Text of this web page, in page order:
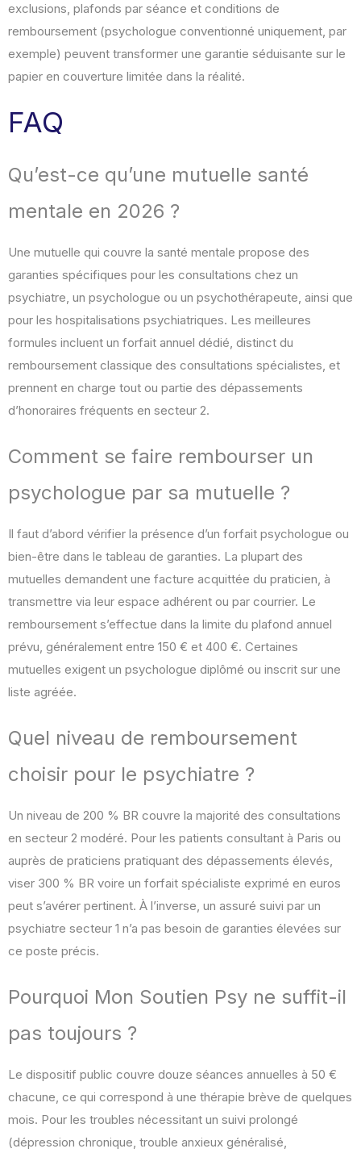
exclusions, plafonds par séance et conditions de
remboursement (psychologue conventionné uniquement, par
exemple) peuvent transformer une garantie séduisante sur le
papier en couverture limitée dans la réalité.
FAQ
Qu’est-ce qu’une mutuelle santé
mentale en 2026 ?
Une mutuelle qui couvre la santé mentale propose des
garanties spécifiques pour les consultations chez un
psychiatre, un psychologue ou un psychothérapeute, ainsi que
pour les hospitalisations psychiatriques. Les meilleures
formules incluent un forfait annuel dédié, distinct du
remboursement classique des consultations spécialistes, et
prennent en charge tout ou partie des dépassements
d’honoraires fréquents en secteur 2.
Comment se faire rembourser un
psychologue par sa mutuelle ?
Il faut d’abord vérifier la présence d’un forfait psychologue ou
bien-être dans le tableau de garanties. La plupart des
mutuelles demandent une facture acquittée du praticien, à
transmettre via leur espace adhérent ou par courrier. Le
remboursement s’effectue dans la limite du plafond annuel
prévu, généralement entre 150 € et 400 €. Certaines
mutuelles exigent un psychologue diplômé ou inscrit sur une
liste agréée.
Quel niveau de remboursement
choisir pour le psychiatre ?
Un niveau de 200 % BR couvre la majorité des consultations
en secteur 2 modéré. Pour les patients consultant à Paris ou
auprès de praticiens pratiquant des dépassements élevés,
viser 300 % BR voire un forfait spécialiste exprimé en euros
peut s’avérer pertinent. À l’inverse, un assuré suivi par un
psychiatre secteur 1 n’a pas besoin de garanties élevées sur
ce poste précis.
Pourquoi Mon Soutien Psy ne suffit-il
pas toujours ?
Le dispositif public couvre douze séances annuelles à 50 €
chacune, ce qui correspond à une thérapie brève de quelques
mois. Pour les troubles nécessitant un suivi prolongé
(dépression chronique, trouble anxieux généralisé,